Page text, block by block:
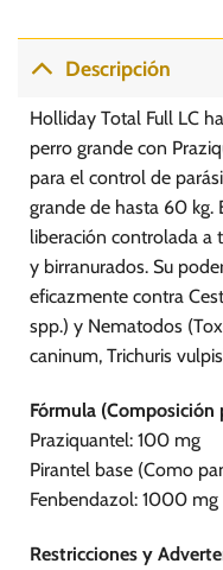
múltiples
variantes.
Las
opciones
pueden
elegir
en
la
página
producto
Descripción
Holliday Total Full LC
perro grande con
para el control de
grande de hasta 60 kg.
liberación controlada a
y birranurados. Su
eficazmente contra
spp.) y Nematodos
caninum, Trichuris
Fórmula
Praziquantel: 100 mg
Pirantel base (Como
Fenbendazol: 1000 mg
Restricciones y